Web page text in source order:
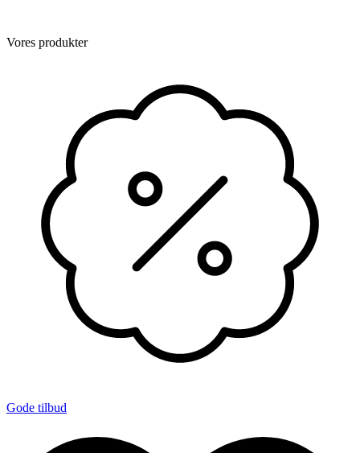
Vores produkter
Gode tilbud